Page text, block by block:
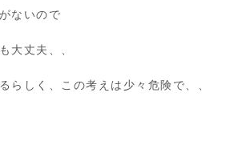
ないので
大丈夫、、
らしく、この考えは少々危険で、、